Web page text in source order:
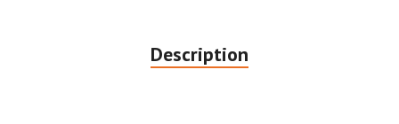
Description